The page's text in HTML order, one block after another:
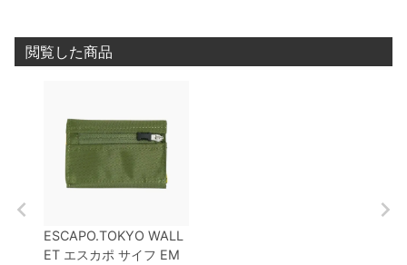
閲覧した商品
ESCAPO.TOKYO WALL
ET エスカポ サイフ EM